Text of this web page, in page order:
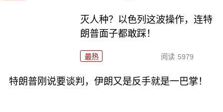
灭人种？以色列这波操作，连特
朗普面子都敢踩！
最热 阅读 5979
特朗普刚说要谈判，伊朗又是反手就是一巴掌！